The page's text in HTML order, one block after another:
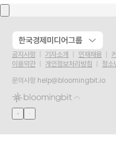
한국경제미디어그룹
공지사항 기자소개 인재채용
이용약관
개인정보처리방침 청소
문의사항 help@bloomingbit.io